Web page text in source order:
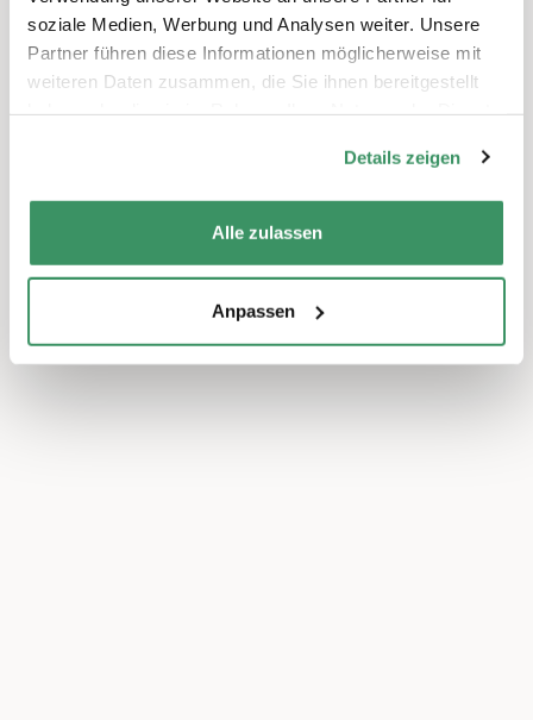
soziale Medien, Werbung und Analysen weiter. Unsere
Partner führen diese Informationen möglicherweise mit
weiteren Daten zusammen, die Sie ihnen bereitgestellt
Details zeigen
Alle zulassen
Anpassen